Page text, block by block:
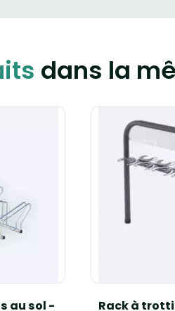
dans la
au sol - Rack à